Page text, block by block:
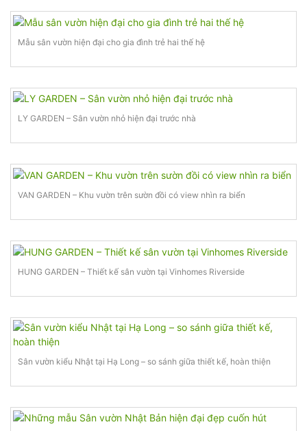
Mẫu sân vườn hiện đại cho gia đình trẻ hai thế hệ
LY GARDEN – Sân vườn nhỏ hiện đại trước nhà
VAN GARDEN – Khu vườn trên sườn đồi có view nhìn ra biển
HUNG GARDEN – Thiết kế sân vườn tại Vinhomes Riverside
Sân vườn kiểu Nhật tại Hạ Long – so sánh giữa thiết kế, hoàn thiện